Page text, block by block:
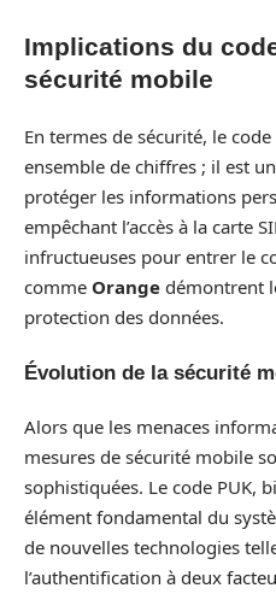
Implications du
sécurité mobile
En termes de sécurité, le
ensemble de chiffres ; il est
protéger les informations
empêchant l’accès à la carte
infructueuses pour entrer le
comme Orange démontrent
protection des données.
Évolution de la sécurité
Alors que les menaces
mesures de sécurité mobile
sophistiquées. Le code PUK,
élément fondamental du
de nouvelles technologies
l’authentification à deux